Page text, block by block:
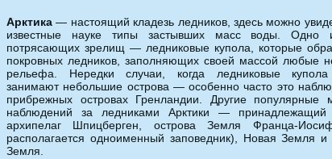
Арктика — настоящий кладезь ледников, здесь можно
известные науке типы застывших масс воды. Одно
потрясающих зрелищ — ледниковые купола, которые
покровных ледников, заполняющих своей массой любые
рельефа. Нередки случаи, когда ледниковые
занимают небольшие острова — особенно часто это
прибрежных островах Гренландии. Другие популярные
наблюдений за ледниками Арктики — принадлежащий
архипелаг Шпицберген, острова Земля Франца-
располагается одноименный заповедник), Новая Земля и
Земля.